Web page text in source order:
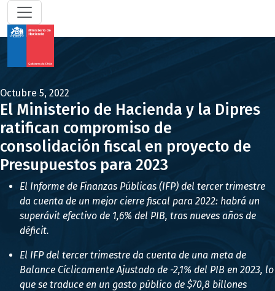
Octubre 5, 2022
El Ministerio de Hacienda y la Dipres
ratifican compromiso de
consolidación fiscal en proyecto de
Presupuestos para 2023
El Informe de Finanzas Públicas (IFP) del tercer trimestre
da cuenta de un mejor cierre fiscal para 2022: habrá un
superávit efectivo de 1,6% del PIB, tras nueves años de
déficit.
El IFP del tercer trimestre da cuenta de una meta de
Balance Cíclicamente Ajustado de -2,1% del PIB en 2023, lo
que se traduce en un gasto público de $70,8 billones